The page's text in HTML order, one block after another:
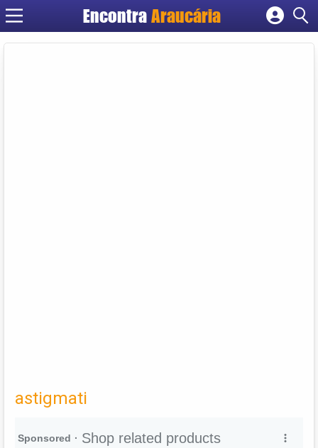
EncontraAraucária
Cadastrar empresa
astigmati